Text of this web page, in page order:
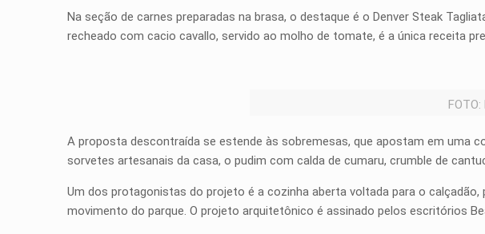
Na seção de carnes preparadas na brasa, o destaque é o Denver Steak
recheado com cacio cavallo, servido ao molho de tomate, é a única receita
A proposta descontraída se estende às sobremesas, que apostam em uma
sorvetes artesanais da casa, o pudim com calda de cumaru, crumble de
Um dos protagonistas do projeto é a cozinha aberta voltada para o
movimento do parque. O projeto arquitetônico é assinado pelos escritórios